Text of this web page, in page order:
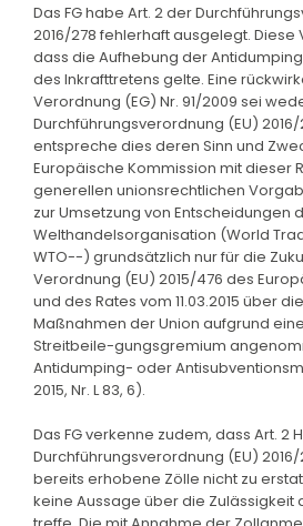
Das FG habe Art. 2 der
2016/278 fehlerhaft ausgelegt. Diese
dass die Aufhebung der
des Inkrafttretens gelte. Eine
Verordnung (EG) Nr. 91/2009 sei
Durchführungsverordnung (EU)
entspreche dies deren Sinn und
Europäische Kommission mit dieser
generellen unionsrechtlichen
zur Umsetzung von Entscheidungen
Welthandelsorganisation (World
WTO--) grundsätzlich nur für die
Verordnung (EU) 2015/476 des
und des Rates vom 11.03.2015 über
Maßnahmen der Union aufgrund
Streitbeile-gungsgremium
Antidumping- oder
2015, Nr. L 83, 6).
Das FG verkenne zudem, dass Art. 2
Durchführungsverordnung (EU)
bereits erhobene Zölle nicht zu
keine Aussage über die Zulässigkeit